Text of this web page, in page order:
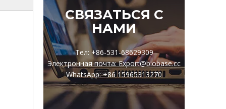
СВЯЗАТЬСЯ С
НАМИ
Тел: +86-531-68629309
Электронная почта: Export@biobase.cc
WhatsApp: +86 15965313270